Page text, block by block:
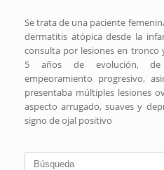
Se trata de una paciente
dermatitis atópica desde la
consulta por lesiones en tronco
5 años de evolución, de
empeoramiento progresivo,
presentaba múltiples lesiones
aspecto arrugado, suaves y
signo de ojal positivo
Buscar: